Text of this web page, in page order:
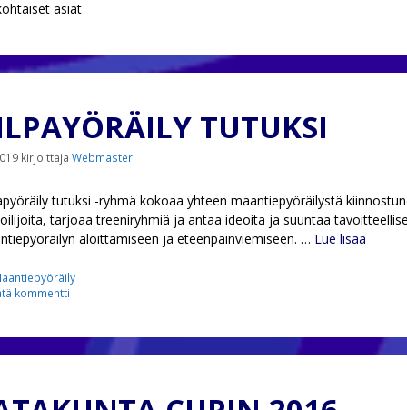
asiat
TUTUKSI
kirjoittaja Webmaster
tutuksi -ryhmä kokoaa yhteen maantiepyöräilystä
tarjoaa treeniryhmiä ja antaa ideoita ja suuntaa
aloittamiseen ja eteenpäinviemiseen. … Lue lisää
kommentti